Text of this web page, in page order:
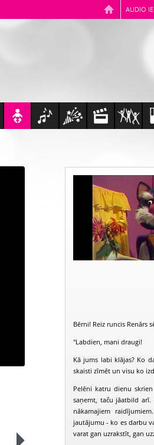
AUDIO
Bērni! Reiz runcis Renārs
"Labdien, mani draugi!
Kā jums labi klājas? Ko
skaisti zīmēt un visu ko
Pelēni katru dienu
saņemt, taču jāatbild
nākamajiem
jautājumu - ko es darbu
varat gan uzrakstīt, gan